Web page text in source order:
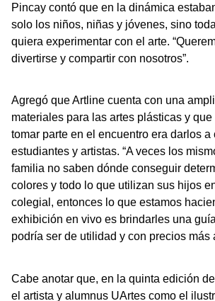
Pincay contó que en la dinámica
solo los niños, niñas y jóvenes, sino
quiera experimentar con el arte.
divertirse y compartir con nosotros”.
Agregó que Artline cuenta con una
materiales para las artes plásticas y
tomar parte en el encuentro era darlos a
estudiantes y artistas. “A veces los
familia no saben dónde conseguir
colores y todo lo que utilizan sus hijos
colegial, entonces lo que estamos
exhibición en vivo es brindarles una
podría ser de utilidad y con precios más
Cabe anotar que, en la quinta edición
el artista y alumnus UArtes como el